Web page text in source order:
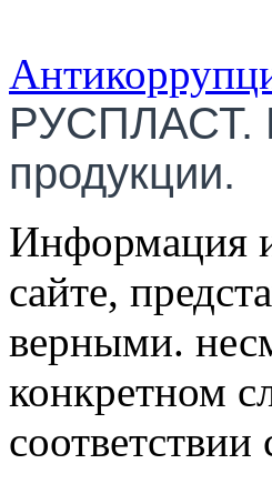
РУСПЛАСТ.
продукции.
Информация
сайте,
верными.
конкретном